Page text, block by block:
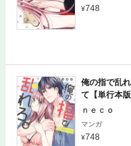
748
俺の指で乱
て【単行本
ｎｅｃｏ
マンガ
748